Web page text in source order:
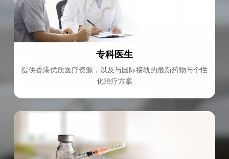
专科医生
提供香港优质医疗资源，以及与国际接轨的最新药物与个性
化治疗方案